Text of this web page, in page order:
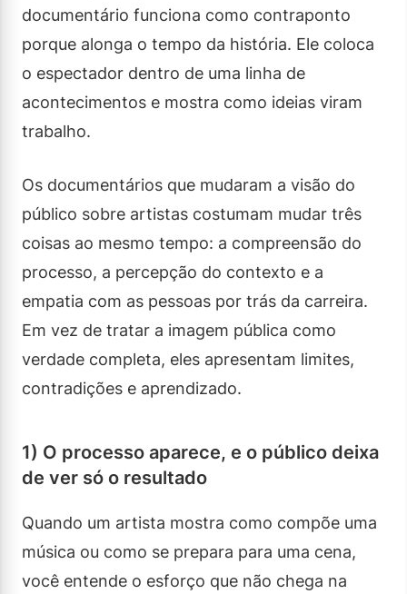
documentário funciona como contraponto
porque alonga o tempo da história. Ele coloca
o espectador dentro de uma linha de
acontecimentos e mostra como ideias viram
trabalho.
Os documentários que mudaram a visão do
público sobre artistas costumam mudar três
coisas ao mesmo tempo: a compreensão do
processo, a percepção do contexto e a
empatia com as pessoas por trás da carreira.
Em vez de tratar a imagem pública como
verdade completa, eles apresentam limites,
contradições e aprendizado.
1) O processo aparece, e o público deixa
de ver só o resultado
Quando um artista mostra como compõe uma
música ou como se prepara para uma cena,
você entende o esforço que não chega na